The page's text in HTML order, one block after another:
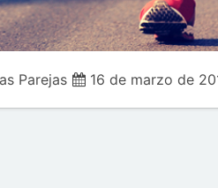
Parejas 16 de marzo de